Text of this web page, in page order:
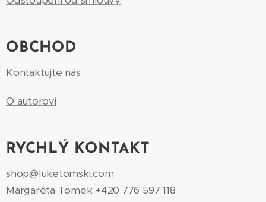
OBCHOD
Kontaktujte nás
O autorovi
RYCHLÝ KONTAKT
shop@luketomski.com
Margaréta Tomek +420 776 597 118‬